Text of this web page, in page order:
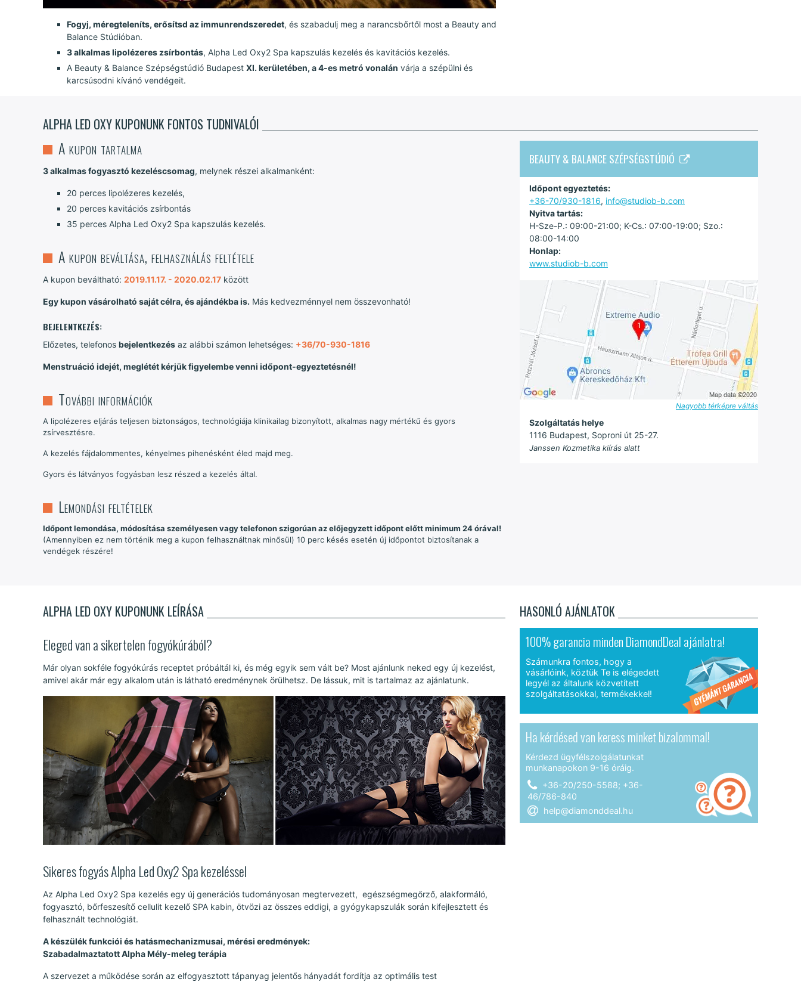
Fogyj, méregteleníts, erősítsd az immunrendszeredet, és szabadulj meg a narancsbőrtől most a Beauty and
Balance Stúdióban.
3 alkalmas lipolézeres zsírbontás, Alpha Led Oxy2 Spa kapszulás kezelés és kavitációs kezelés.
A Beauty & Balance Szépségstúdió Budapest XI. kerületében, a 4-es metró vonalán várja a szépülni és
karcsúsodni kívánó vendégeit.
ALPHA LED OXY KUPONUNK FONTOS TUDNIVALÓI
A kupon tartalma
3 alkalmas fogyasztó kezeléscsomag, melynek részei alkalmanként:
20 perces lipolézeres kezelés,
20 perces kavitációs zsírbontás
35 perces Alpha Led Oxy2 Spa kapszulás kezelés.
A kupon beváltása, felhasználás feltétele
A kupon beváltható: 2019.11.17. - 2020.02.17 között
Egy kupon vásárolható saját célra, és ajándékba is. Más kedvezménnyel nem összevonható!
BEJELENTKEZÉS:
Előzetes, telefonos bejelentkezés az alábbi számon lehetséges: +36/70-930-1816
Menstruáció idejét, meglétét kérjük figyelembe venni időpont-egyeztetésnél!
További információk
A lipolézeres eljárás teljesen biztonságos, technológiája klinikailag bizonyított, alkalmas nagy mértékű és gyors
zsírvesztésre.
A kezelés fájdalommentes, kényelmes pihenésként éled majd meg.
Gyors és látványos fogyásban lesz részed a kezelés által.
Lemondási feltételek
Időpont lemondása, módosítása személyesen vagy telefonon szigorúan az előjegyzett időpont előtt minimum 24 órával!
(Amennyiben ez nem történik meg a kupon felhasználtnak minősül) 10 perc késés esetén új időpontot biztosítanak a
vendégek részére!
BEAUTY & BALANCE SZÉPSÉGSTÚDIÓ
Időpont egyeztetés:
+36-70/930-1816, info@studiob-b.com
Nyitva tartás:
H-Sze-P.: 09:00-21:00; K-Cs.: 07:00-19:00; Szo.:
08:00-14:00
Honlap:
www.studiob-b.com
Nagyobb térképre váltás
Szolgáltatás helye
1116 Budapest, Soproni út 25-27.
Janssen Kozmetika kiírás alatt
ALPHA LED OXY KUPONUNK LEÍRÁSA
Eleged van a sikertelen fogyókúrából?
Már olyan sokféle fogyókúrás receptet próbáltál ki, és még egyik sem vált be? Most ajánlunk neked egy új kezelést,
amivel akár már egy alkalom után is látható eredménynek örülhetsz. De lássuk, mit is tartalmaz az ajánlatunk.
Sikeres fogyás Alpha Led Oxy2 Spa kezeléssel
Az Alpha Led Oxy2 Spa kezelés egy új generációs tudományosan megtervezett, egészségmegőrző, alakformáló,
fogyasztó, bőrfeszesítő cellulit kezelő SPA kabin, ötvözi az összes eddigi, a gyógykapszulák során kifejlesztett és
felhasznált technológiát.
A készülék funkciói és hatásmechanizmusai, mérési eredmények:
Szabadalmaztatott Alpha Mély-meleg terápia
A szervezet a működése során az elfogyasztott tápanyag jelentős hányadát fordítja az optimális test
HASONLÓ AJÁNLATOK
100% garancia minden DiamondDeal ajánlatra!
Számunkra fontos, hogy a
vásárlóink, köztük Te is elégedett
legyél az általunk közvetített
szolgáltatásokkal, termékekkel!
Ha kérdésed van keress minket bizalommal!
Kérdezd ügyfélszolgálatunkat
munkanapokon 9-16 óráig.
+36-20/250-5588; +36-
46/786-840
help@diamonddeal.hu